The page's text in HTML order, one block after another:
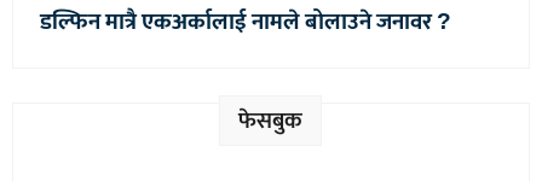
डल्फिन मात्रै एकअर्कालाई नामले बोलाउने जनावर ?
फेसबुक